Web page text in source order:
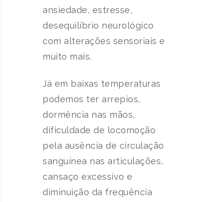
ansiedade, estresse,
desequilíbrio neurológico
com alterações sensoriais e
muito mais.
Já em baixas temperaturas
podemos ter arrepios,
dormência nas mãos,
dificuldade de locomoção
pela ausência de circulação
sanguínea nas articulações,
cansaço excessivo e
diminuição da frequência